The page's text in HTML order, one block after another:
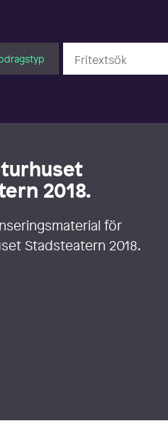
2018.
för
Stadsteatern 2018.